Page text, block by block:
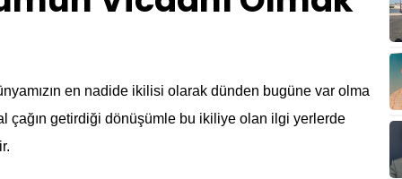
en nadide ikilisi olarak dünden bugüne var olma
çağın getirdiği dönüşümle bu ikiliye olan ilgi yerlerde